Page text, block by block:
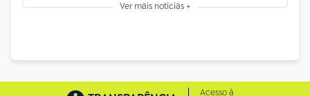
Ver mais notícias +
Acesso à